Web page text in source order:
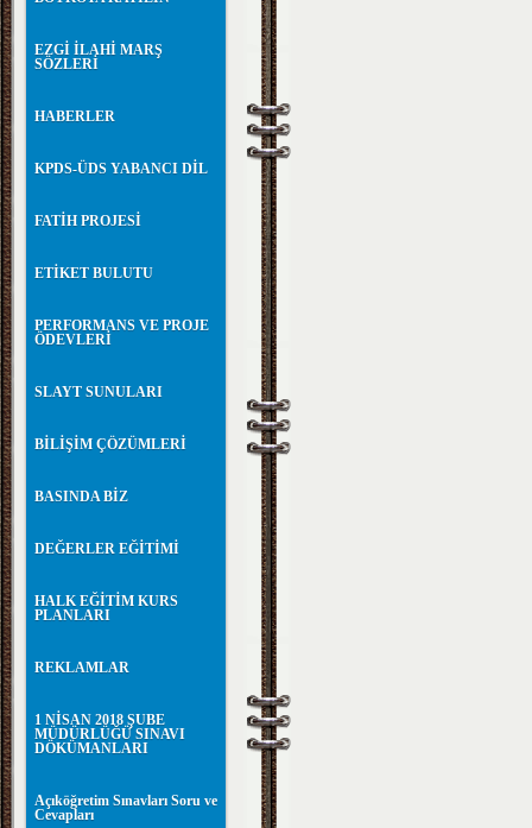
EZGİ İLAHİ MARŞ
SÖZLERİ
HABERLER
KPDS-ÜDS YABANCI DİL
FATİH PROJESİ
ETİKET BULUTU
PERFORMANS VE PROJE
ÖDEVLERİ
SLAYT SUNULARI
BİLİŞİM ÇÖZÜMLERİ
BASINDA BİZ
DEĞERLER EĞİTİMİ
HALK EĞİTİM KURS
PLANLARI
REKLAMLAR
1 NİSAN 2018 ŞUBE
MÜDÜRLÜĞÜ SINAVI
DÖKÜMANLARI
Açıköğretim Sınavları Soru ve
Cevapları